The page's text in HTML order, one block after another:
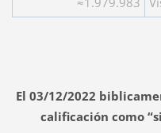
El 03/12/2022
calificación como